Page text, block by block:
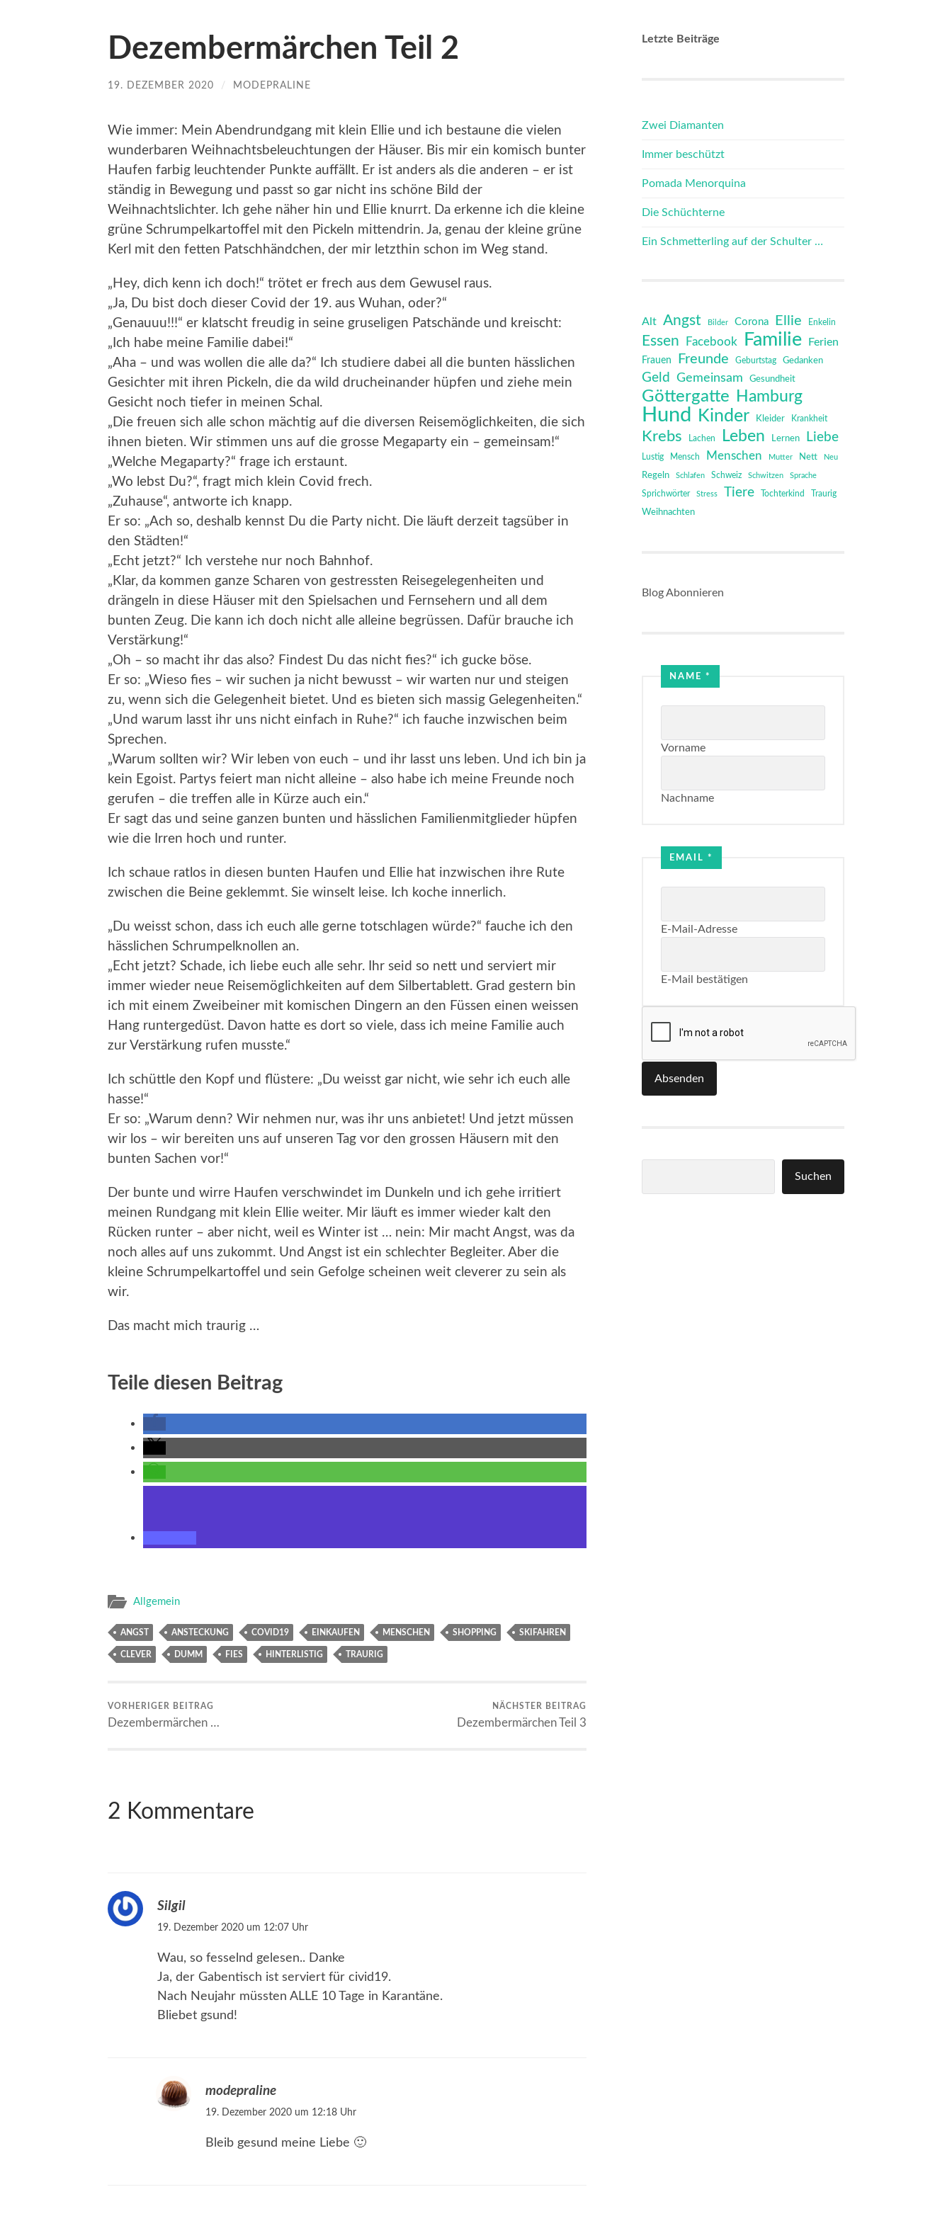
Dezembermärchen Teil 2
19. DEZEMBER 2020 / MODEPRALINE
Wie immer: Mein Abendrundgang mit klein Ellie und ich bestaune die vielen
wunderbaren Weihnachtsbeleuchtungen der Häuser. Bis mir ein komisch bunter
Haufen farbig leuchtender Punkte auffällt. Er ist anders als die anderen – er ist
ständig in Bewegung und passt so gar nicht ins schöne Bild der
Weihnachtslichter. Ich gehe näher hin und Ellie knurrt. Da erkenne ich die kleine
grüne Schrumpelkartoffel mit den Pickeln mittendrin. Ja, genau der kleine grüne
Kerl mit den fetten Patschhändchen, der mir letzthin schon im Weg stand.
„Hey, dich kenn ich doch!“ trötet er frech aus dem Gewusel raus.
„Ja, Du bist doch dieser Covid der 19. aus Wuhan, oder?“
„Genauuu!!!“ er klatscht freudig in seine gruseligen Patschände und kreischt:
„Ich habe meine Familie dabei!“
„Aha – und was wollen die alle da?“ Ich studiere dabei all die bunten hässlichen
Gesichter mit ihren Pickeln, die da wild drucheinander hüpfen und ziehe mein
Gesicht noch tiefer in meinen Schal.
„Die freuen sich alle schon mächtig auf die diversen Reisemöglichkeiten, die sich
ihnen bieten. Wir stimmen uns auf die grosse Megaparty ein – gemeinsam!“
„Welche Megaparty?“ frage ich erstaunt.
„Wo lebst Du?“, fragt mich klein Covid frech.
„Zuhause“, antworte ich knapp.
Er so: „Ach so, deshalb kennst Du die Party nicht. Die läuft derzeit tagsüber in
den Städten!“
„Echt jetzt?“ Ich verstehe nur noch Bahnhof.
„Klar, da kommen ganze Scharen von gestressten Reisegelegenheiten und
drängeln in diese Häuser mit den Spielsachen und Fernsehern und all dem
bunten Zeug. Die kann ich doch nicht alle alleine begrüssen. Dafür brauche ich
Verstärkung!“
„Oh – so macht ihr das also? Findest Du das nicht fies?“ ich gucke böse.
Er so: „Wieso fies – wir suchen ja nicht bewusst – wir warten nur und steigen
zu, wenn sich die Gelegenheit bietet. Und es bieten sich massig Gelegenheiten.“
„Und warum lasst ihr uns nicht einfach in Ruhe?“ ich fauche inzwischen beim
Sprechen.
„Warum sollten wir? Wir leben von euch – und ihr lasst uns leben. Und ich bin ja
kein Egoist. Partys feiert man nicht alleine – also habe ich meine Freunde noch
gerufen – die treffen alle in Kürze auch ein.“
Er sagt das und seine ganzen bunten und hässlichen Familienmitglieder hüpfen
wie die Irren hoch und runter.
Ich schaue ratlos in diesen bunten Haufen und Ellie hat inzwischen ihre Rute
zwischen die Beine geklemmt. Sie winselt leise. Ich koche innerlich.
„Du weisst schon, dass ich euch alle gerne totschlagen würde?“ fauche ich den
hässlichen Schrumpelknollen an.
„Echt jetzt? Schade, ich liebe euch alle sehr. Ihr seid so nett und serviert mir
immer wieder neue Reisemöglichkeiten auf dem Silbertablett. Grad gestern bin
ich mit einem Zweibeiner mit komischen Dingern an den Füssen einen weissen
Hang runtergedüst. Davon hatte es dort so viele, dass ich meine Familie auch
zur Verstärkung rufen musste.“
Ich schüttle den Kopf und flüstere: „Du weisst gar nicht, wie sehr ich euch alle
hasse!“
Er so: „Warum denn? Wir nehmen nur, was ihr uns anbietet! Und jetzt müssen
wir los – wir bereiten uns auf unseren Tag vor den grossen Häusern mit den
bunten Sachen vor!“
Der bunte und wirre Haufen verschwindet im Dunkeln und ich gehe irritiert
meinen Rundgang mit klein Ellie weiter. Mir läuft es immer wieder kalt den
Rücken runter – aber nicht, weil es Winter ist … nein: Mir macht Angst, was da
noch alles auf uns zukommt. Und Angst ist ein schlechter Begleiter. Aber die
kleine Schrumpelkartoffel und sein Gefolge scheinen weit cleverer zu sein als
wir.
Das macht mich traurig …
Teile diesen Beitrag
Allgemein
ANGST ANSTECKUNG COVID19 EINKAUFEN MENSCHEN SHOPPING SKIFAHREN
CLEVER DUMM FIES HINTERLISTIG TRAURIG
VORHERIGER BEITRAG
Dezembermärchen …
NÄCHSTER BEITRAG
Dezembermärchen Teil 3
2 Kommentare
Silgil
19. Dezember 2020 um 12:07 Uhr
Wau, so fesselnd gelesen.. Danke
Ja, der Gabentisch ist serviert für civid19.
Nach Neujahr müssten ALLE 10 Tage in Karantäne.
Bliebet gsund!
modepraline
19. Dezember 2020 um 12:18 Uhr
Bleib gesund meine Liebe 🙂
Letzte Beiträge
Zwei Diamanten
Immer beschützt
Pomada Menorquina
Die Schüchterne
Ein Schmetterling auf der Schulter …
Alt Angst Bilder Corona Ellie Enkelin
Essen Facebook Familie Ferien
Frauen Freunde Geburtstag Gedanken
Geld Gemeinsam Gesundheit
Göttergatte Hamburg
Hund Kinder Kleider Krankheit
Krebs Lachen Leben Lernen Liebe
Lustig Mensch Menschen Mutter Nett Neu
Regeln Schlafen Schweiz Schwitzen Sprache
Sprichwörter Stress Tiere Tochterkind Traurig
Weihnachten
Blog Abonnieren
Name
NAME *
Vorname
Nachname
EMAIL *
E-Mail-Adresse
E-Mail bestätigen
Absenden
Suchen